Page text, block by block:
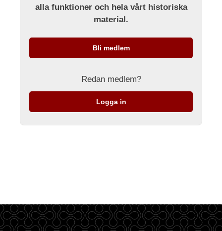
alla funktioner och hela vårt historiska
material.
Bli medlem
Redan medlem?
Logga in